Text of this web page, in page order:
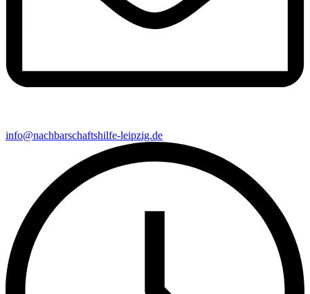
info@nachbarschaftshilfe-leipzig.de